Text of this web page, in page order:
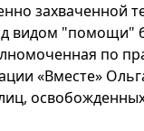
захваченной
видом
по
«Вместе»